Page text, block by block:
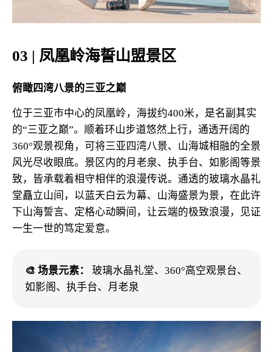
03 | 凤凰岭海誓山盟景区
俯瞰四湾八景的三亚之巅
位于三亚市中心的凤凰岭，海拔约400米，是名副其实
的“三亚之巅”。顺着环山步道悠然上行，通透开阔的
360°观景视角，可将三亚四湾八景、山海城相融的全景
风光尽收眼底。景区内的月老泉、执手台、如影阁等景
致，皆承载着相守相伴的浪漫传说。通透的玻璃水晶礼
堂矗立山间，以蓝天白云为幕、山海盛景为景，在此许
下山海誓言、定格心动瞬间，让云端的极致浪漫，见证
一生一世的笃定爱意。
🎨 场景元素：
玻璃水晶礼堂、360°高空观景台、
如影阁、执手台、月老泉